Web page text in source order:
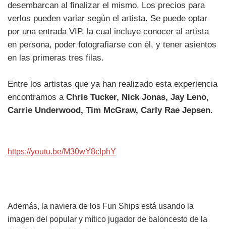
desembarcan al finalizar el mismo. Los precios para
verlos pueden variar según el artista. Se puede optar
por una entrada VIP, la cual incluye conocer al artista
en persona, poder fotografiarse con él, y tener asientos
en las primeras tres filas.
Entre los artistas que ya han realizado esta experiencia
encontramos a Chris Tucker, Nick Jonas, Jay Leno,
Carrie Underwood, Tim McGraw, Carly Rae Jepsen.
https://youtu.be/M30wY8cIphY
Además, la naviera de los Fun Ships está usando la
imagen del popular y mítico jugador de baloncesto de la